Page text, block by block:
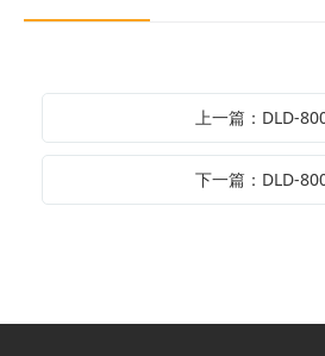
上一篇：DLD-
下一篇：DLD-